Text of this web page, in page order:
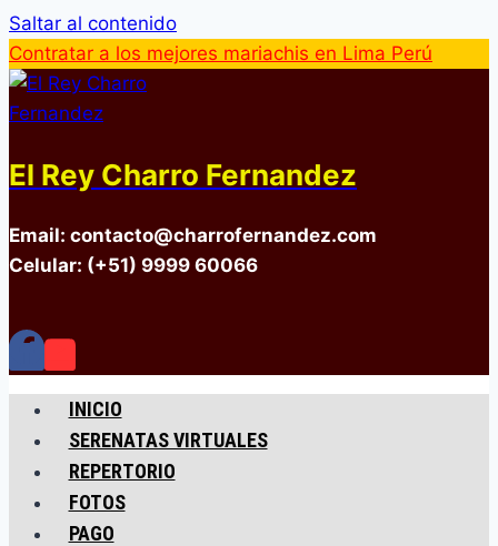
Saltar al contenido
Contratar a los mejores mariachis en Lima Perú
El Rey Charro Fernandez
Email: contacto@charrofernandez.com
Celular: (+51) 9999 60066
INICIO
SERENATAS VIRTUALES
REPERTORIO
FOTOS
PAGO